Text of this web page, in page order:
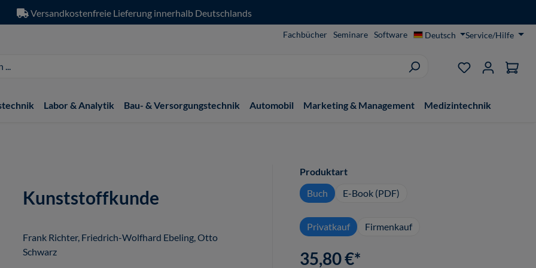
Versandkostenfreie Lieferung innerhalb Deutschlands
Fachbücher Seminare Software Deutsch Service/Hilfe
Du hast 0
Labor & Analytik Bau- & Versorgungstechnik Automobil Marketing & Management Medizintechnik
Kunststoffkunde
Frank Richter, Friedrich-Wolfhard Ebeling, Otto
Schwarz
Produktartauswählen
Buch
E-Book (PDF)
Privatkauf Firmenkauf
35,80 €*